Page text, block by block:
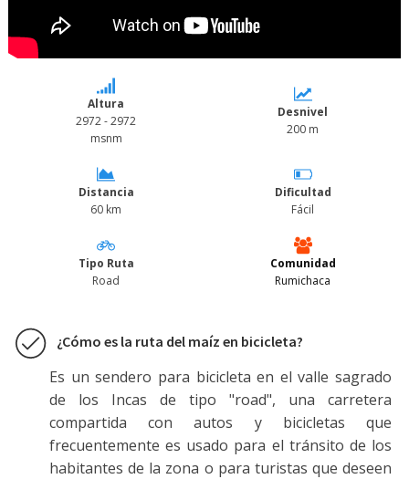
Altura
2972 - 2972
msnm
Desnivel
200 m
Distancia
60 km
Dificultad
Fácil
Tipo Ruta
Road
Comunidad
Rumichaca
¿Cómo es la ruta del maíz en bicicleta?
Es un sendero para bicicleta en el valle sagrado
de los Incas de tipo "road", una carretera
compartida con autos y bicicletas que
frecuentemente es usado para el tránsito de los
habitantes de la zona o para turistas que deseen